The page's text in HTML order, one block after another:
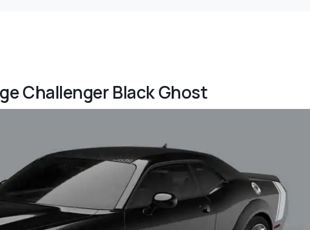
Challenger Black Ghost